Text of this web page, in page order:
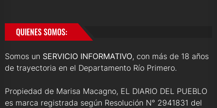
QUIENES SOMOS:
Somos un SERVICIO INFORMATIVO, con más de 18 años
de trayectoria en el Departamento Río Primero.
Propiedad de Marisa Macagno, EL DIARIO DEL PUEBLO
es marca registrada según Resolución N° 2941831 del